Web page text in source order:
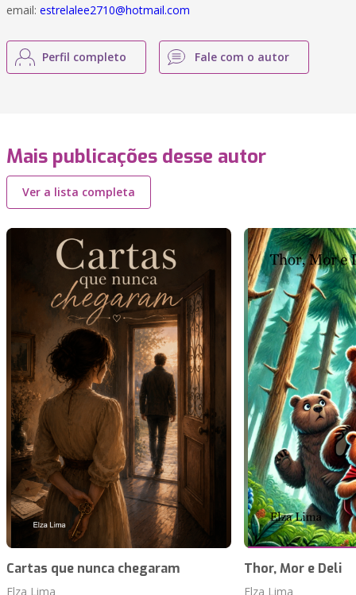
email: estrelalee2710@hotmail.com
Perfil completo Fale com o autor
Mais publicações desse autor
Ver a lista completa
Cartas que nunca chegaram
Elza Lima
Thor, Mor e Deli
Elza Lima